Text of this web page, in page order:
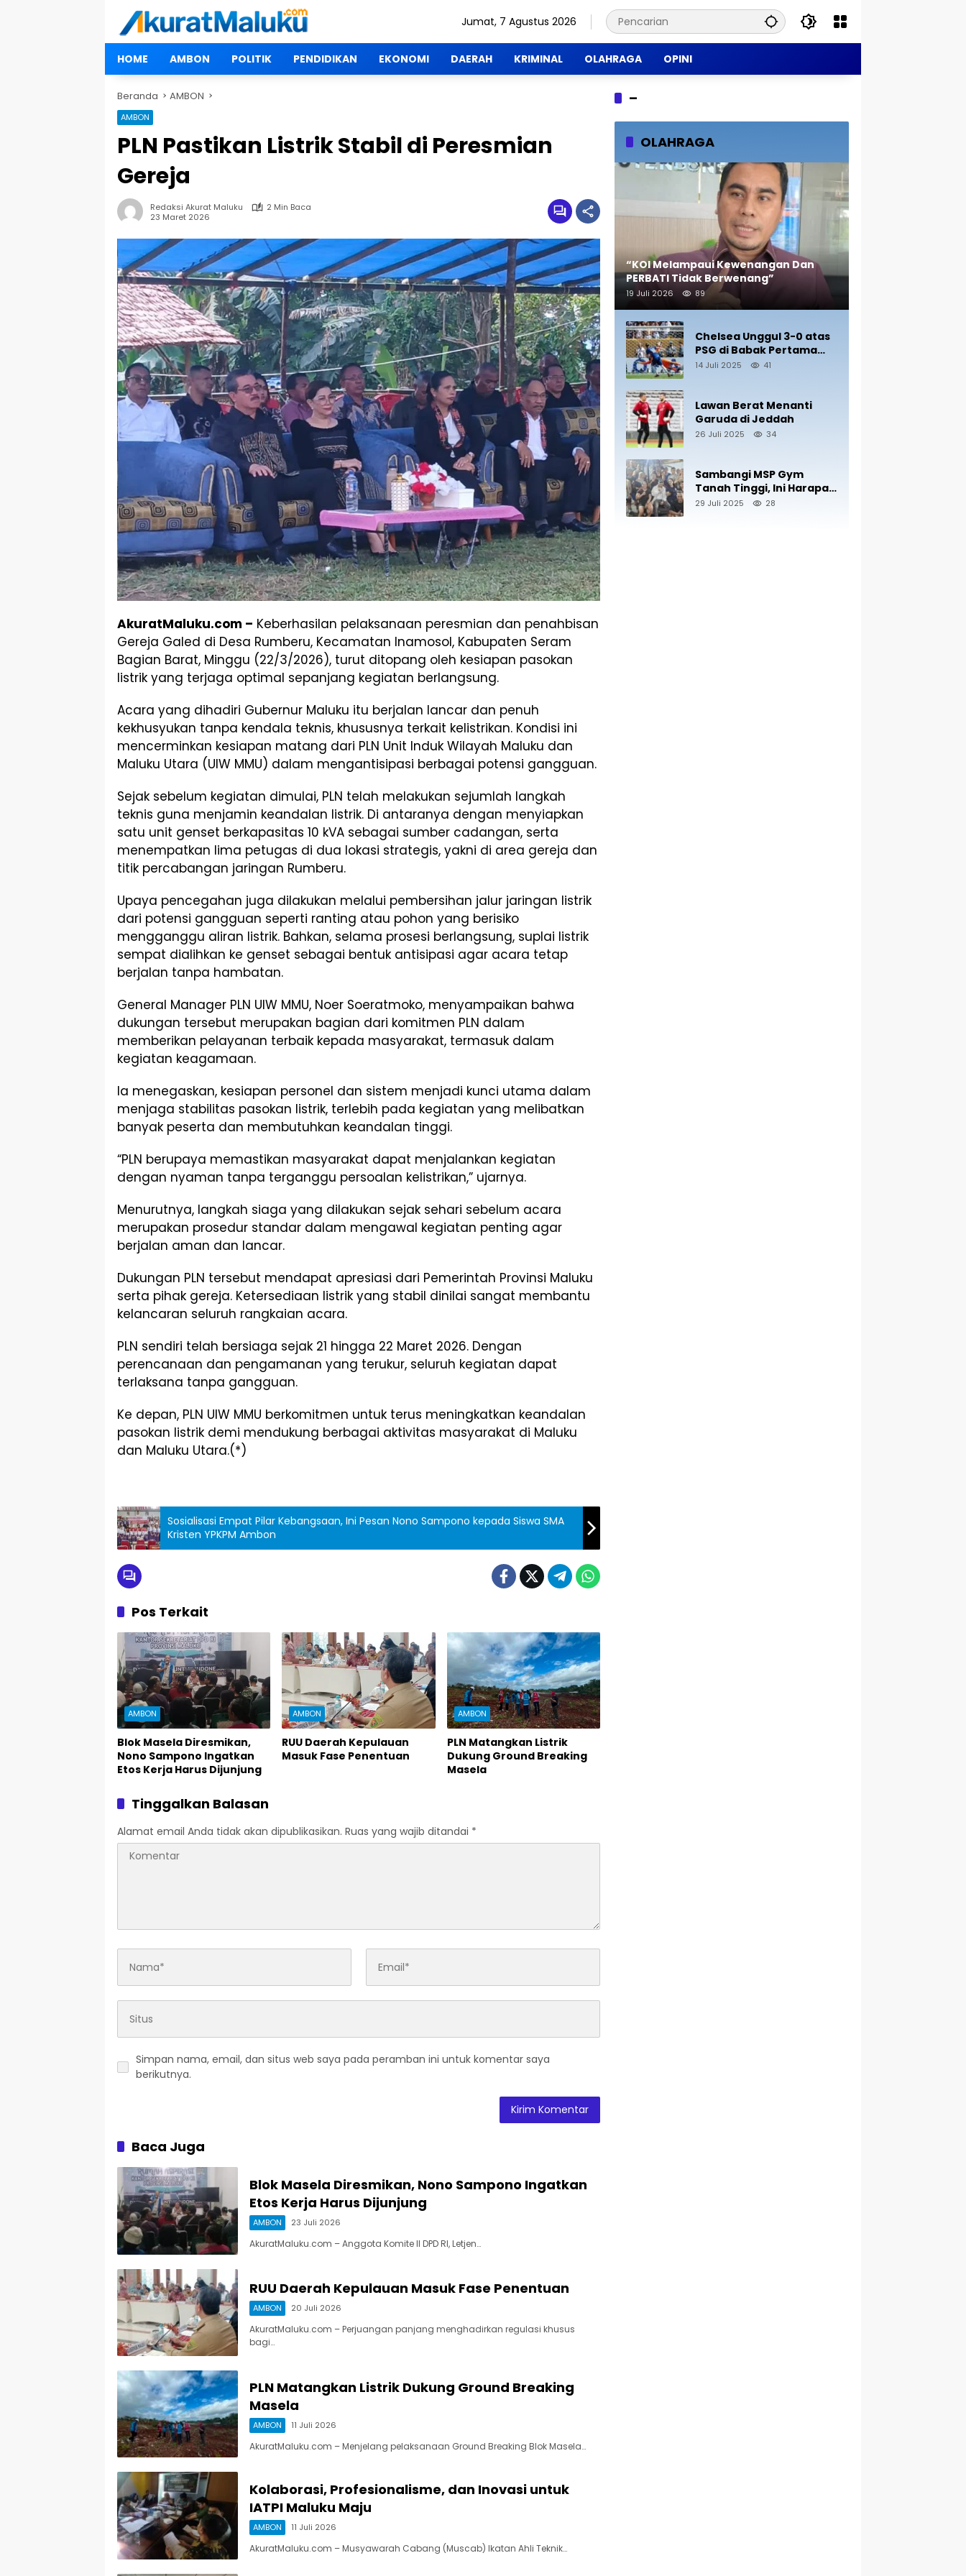
Jumat, 7 Agustus 2026
HOME AMBON POLITIK PENDIDIKAN EKONOMI DAERAH KRIMINAL OLAHRAGA OPINI
Beranda AMBON
AMBON
PLN Pastikan Listrik Stabil di Peresmian
Gereja
Redaksi Akurat Maluku
2 Min Baca
23 Maret 2026
AkuratMaluku.com – Keberhasilan pelaksanaan peresmian dan penahbisan
Gereja Galed di Desa Rumberu, Kecamatan Inamosol, Kabupaten Seram
Bagian Barat, Minggu (22/3/2026), turut ditopang oleh kesiapan pasokan
listrik yang terjaga optimal sepanjang kegiatan berlangsung.
Acara yang dihadiri Gubernur Maluku itu berjalan lancar dan penuh
kekhusyukan tanpa kendala teknis, khususnya terkait kelistrikan. Kondisi ini
mencerminkan kesiapan matang dari PLN Unit Induk Wilayah Maluku dan
Maluku Utara (UIW MMU) dalam mengantisipasi berbagai potensi gangguan.
Sejak sebelum kegiatan dimulai, PLN telah melakukan sejumlah langkah
teknis guna menjamin keandalan listrik. Di antaranya dengan menyiapkan
satu unit genset berkapasitas 10 kVA sebagai sumber cadangan, serta
menempatkan lima petugas di dua lokasi strategis, yakni di area gereja dan
titik percabangan jaringan Rumberu.
Upaya pencegahan juga dilakukan melalui pembersihan jalur jaringan listrik
dari potensi gangguan seperti ranting atau pohon yang berisiko
mengganggu aliran listrik. Bahkan, selama prosesi berlangsung, suplai listrik
sempat dialihkan ke genset sebagai bentuk antisipasi agar acara tetap
berjalan tanpa hambatan.
General Manager PLN UIW MMU, Noer Soeratmoko, menyampaikan bahwa
dukungan tersebut merupakan bagian dari komitmen PLN dalam
memberikan pelayanan terbaik kepada masyarakat, termasuk dalam
kegiatan keagamaan.
Ia menegaskan, kesiapan personel dan sistem menjadi kunci utama dalam
menjaga stabilitas pasokan listrik, terlebih pada kegiatan yang melibatkan
banyak peserta dan membutuhkan keandalan tinggi.
“PLN berupaya memastikan masyarakat dapat menjalankan kegiatan
dengan nyaman tanpa terganggu persoalan kelistrikan,” ujarnya.
Menurutnya, langkah siaga yang dilakukan sejak sehari sebelum acara
merupakan prosedur standar dalam mengawal kegiatan penting agar
berjalan aman dan lancar.
Dukungan PLN tersebut mendapat apresiasi dari Pemerintah Provinsi Maluku
serta pihak gereja. Ketersediaan listrik yang stabil dinilai sangat membantu
kelancaran seluruh rangkaian acara.
PLN sendiri telah bersiaga sejak 21 hingga 22 Maret 2026. Dengan
perencanaan dan pengamanan yang terukur, seluruh kegiatan dapat
terlaksana tanpa gangguan.
Ke depan, PLN UIW MMU berkomitmen untuk terus meningkatkan keandalan
pasokan listrik demi mendukung berbagai aktivitas masyarakat di Maluku
dan Maluku Utara.(*)
Sosialisasi Empat Pilar Kebangsaan, Ini Pesan Nono Sampono kepada Siswa SMA
Kristen YPKPM Ambon
Pos Terkait
AMBON
Blok Masela Diresmikan,
Nono Sampono Ingatkan
Etos Kerja Harus Dijunjung
AMBON
RUU Daerah Kepulauan
Masuk Fase Penentuan
AMBON
PLN Matangkan Listrik
Dukung Ground Breaking
Masela
Tinggalkan Balasan
Alamat email Anda tidak akan dipublikasikan. Ruas yang wajib ditandai *
Simpan nama, email, dan situs web saya pada peramban ini untuk komentar saya
berikutnya.
Baca Juga
Blok Masela Diresmikan, Nono Sampono Ingatkan
Etos Kerja Harus Dijunjung
AMBON 23 Juli 2026
AkuratMaluku.com – Anggota Komite II DPD RI, Letjen…
RUU Daerah Kepulauan Masuk Fase Penentuan
AMBON 20 Juli 2026
AkuratMaluku.com – Perjuangan panjang menghadirkan regulasi khusus
bagi…
PLN Matangkan Listrik Dukung Ground Breaking
Masela
AMBON 11 Juli 2026
AkuratMaluku.com – Menjelang pelaksanaan Ground Breaking Blok Masela…
Kolaborasi, Profesionalisme, dan Inovasi untuk
IATPI Maluku Maju
AMBON 11 Juli 2026
AkuratMaluku.com – Musyawarah Cabang (Muscab) Ikatan Ahli Teknik…
–
OLAHRAGA
“KOI Melampaui Kewenangan Dan
PERBATI Tidak Berwenang”
19 Juli 2026 89
Chelsea Unggul 3-0 atas
PSG di Babak Pertama
Final Piala Dunia
14 Juli 2025 41
Lawan Berat Menanti
Garuda di Jeddah
26 Juli 2025 34
Sambangi MSP Gym
Tanah Tinggi, Ini Harapan
Nono Sampono
29 Juli 2025 28